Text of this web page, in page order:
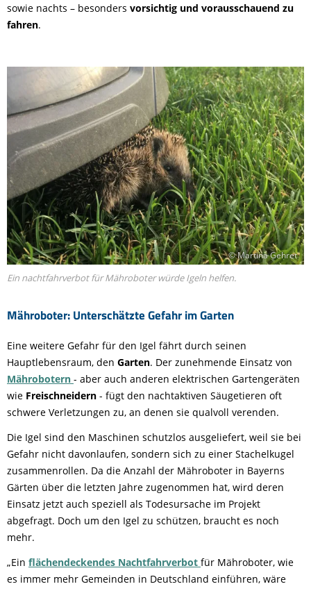
sowie nachts – besonders vorsichtig und vorausschauend zu
fahren.
© Martina Gehret
Ein nachtfahrverbot für Mähroboter würde Igeln helfen.
Mähroboter: Unterschätzte Gefahr im Garten
Eine weitere Gefahr für den Igel fährt durch seinen
Hauptlebensraum, den Garten. Der zunehmende Einsatz von
Mährobotern - aber auch anderen elektrischen Gartengeräten
wie Freischneidern - fügt den nachtaktiven Säugetieren oft
schwere Verletzungen zu, an denen sie qualvoll verenden.
Die Igel sind den Maschinen schutzlos ausgeliefert, weil sie bei
Gefahr nicht davonlaufen, sondern sich zu einer Stachelkugel
zusammenrollen. Da die Anzahl der Mähroboter in Bayerns
Gärten über die letzten Jahre zugenommen hat, wird deren
Einsatz jetzt auch speziell als Todesursache im Projekt
abgefragt. Doch um den Igel zu schützen, braucht es noch
mehr.
„Ein flächendeckendes Nachtfahrverbot für Mähroboter, wie
es immer mehr Gemeinden in Deutschland einführen, wäre